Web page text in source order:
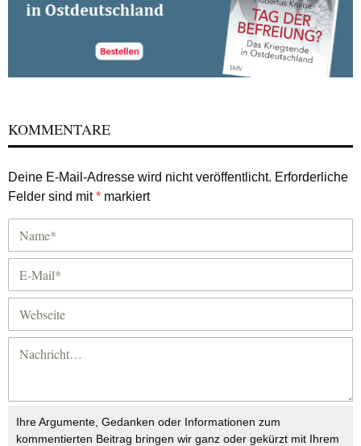
KOMMENTARE
Deine E-Mail-Adresse wird nicht veröffentlicht. Erforderliche
Felder sind mit* markiert
Ihre Argumente, Gedanken oder Informationen zum
kommentierten Beitrag bringen wir ganz oder gekürzt mit Ihrem